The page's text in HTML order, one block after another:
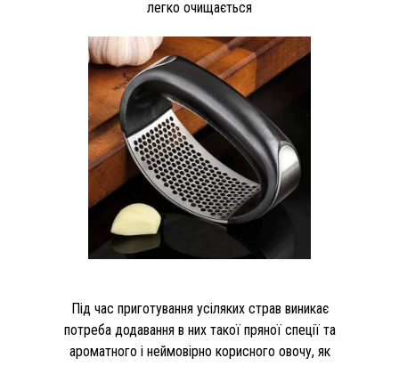
легко очищається
Під час приготування усіляких страв виникає
потреба додавання в них такої пряної спеції та
ароматного і неймовірно корисного овочу, як